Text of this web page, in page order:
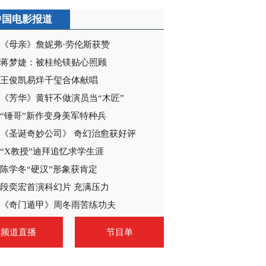
电影报道
《母亲》詹妮弗·劳伦斯获赞
蒋梦婕：被桂纶镁贴心照顾
王俊凯易烊千玺合体献唱
《芳华》黄轩不做演员当“木匠”
“锤哥”新作变身美军特种兵
《圣诞奇妙公司》 奇幻治愈获好评
“X教授”迪拜追忆求学生涯
陈学冬“硬汉”形象获肯定
段奕宏首演科幻片 充满压力
《奇门遁甲》周冬雨苦练功夫
频道直播 节目单